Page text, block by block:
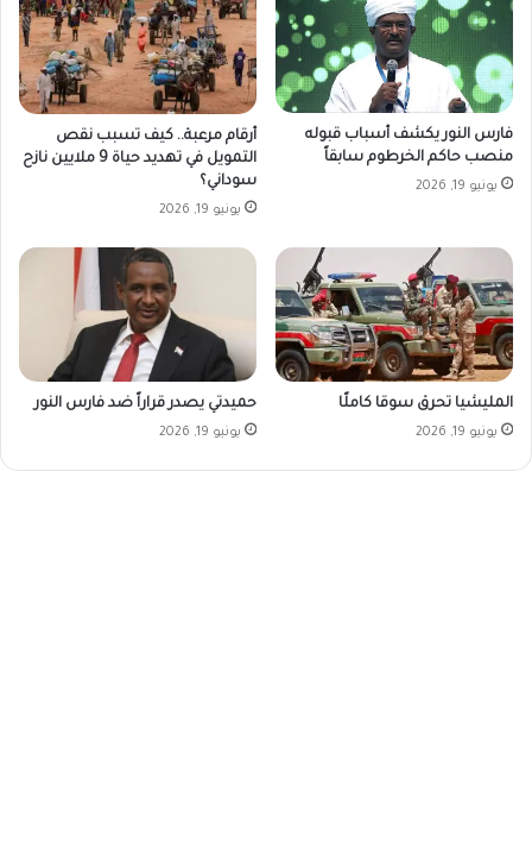
فارس النور يكشف أسباب قبوله
منصب حاكم الخرطوم سابقاً
يونيو 19, 2026
أرقام مرعبة.. كيف تسبب نقص
التمويل في تهديد حياة 9 ملايين نازح
سوداني؟
يونيو 19, 2026
المليشيا تحرق سوقا كاملًا
يونيو 19, 2026
حميدتي يصدر قراراً ضد فارس النور
يونيو 19, 2026